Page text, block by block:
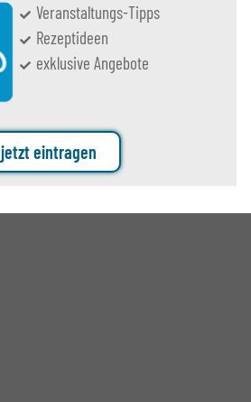
Veranstaltungs-Tipps
Rezeptideen
exklusive Angebote
jetzt eintragen